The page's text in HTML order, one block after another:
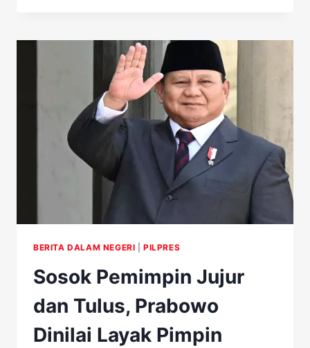
SALING
SINDIR
BAHAS
PELANGGARAN
HAM
BERAT
BERITA DALAM NEGERI |PILPRES
Sosok Pemimpin Jujur
dan Tulus, Prabowo
Dinilai Layak Pimpin